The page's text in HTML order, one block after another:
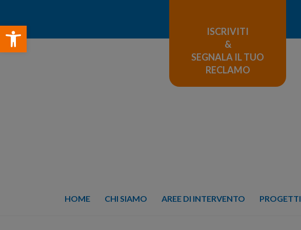
Open toolbar
ISCRIVITI
&
SEGNALA IL TUO
RECLAMO
HOME CHI SIAMO AREE DI INTERVENTO PROGETTI